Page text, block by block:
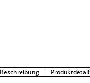
Beschreibung